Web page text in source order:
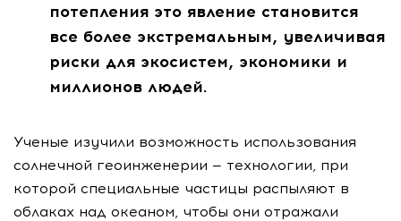
потепления это явление становится
все более экстремальным, увеличивая
риски для экосистем, экономики и
миллионов людей.
Ученые изучили возможность использования
солнечной геоинженерии — технологии, при
которой специальные частицы распыляют в
облаках над океаном, чтобы они отражали